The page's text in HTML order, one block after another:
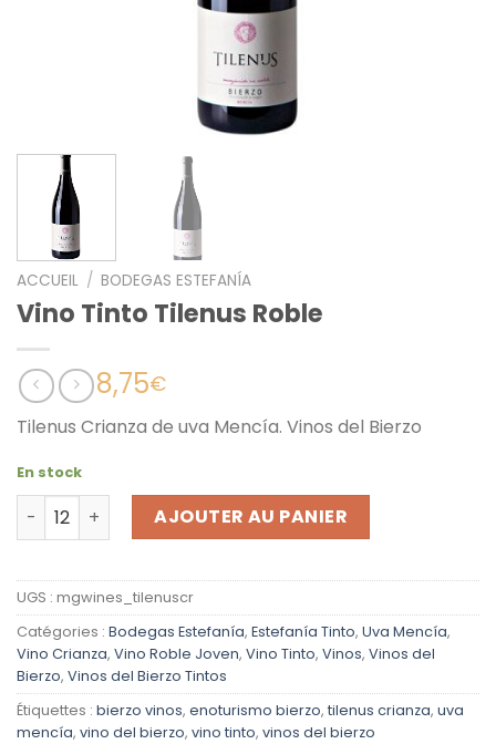
ACCUEIL / BODEGAS ESTEFANÍA
Vino Tinto Tilenus Roble
8,75€
Tilenus Crianza de uva Mencía. Vinos del Bierzo
En stock
quantité de Vino Tinto Tilenus Roble
AJOUTER AU PANIER
UGS : mgwines_tilenuscr
Catégories : Bodegas Estefanía, Estefanía Tinto, Uva Mencía,
Vino Crianza, Vino Roble Joven, Vino Tinto, Vinos, Vinos del
Bierzo, Vinos del Bierzo Tintos
Étiquettes : bierzo vinos, enoturismo bierzo, tilenus crianza, uva
mencía, vino del bierzo, vino tinto, vinos del bierzo